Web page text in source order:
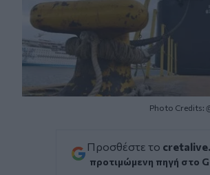
Photo Credits:
Προσθέστε το
προτιμώμενη πηγή στο